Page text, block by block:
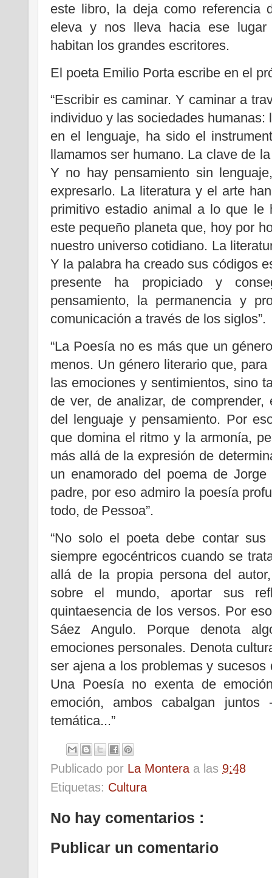
este libro, la deja como referencia
eleva y nos lleva hacia ese lugar
habitan los grandes escritores.
El poeta Emilio Porta escribe en el
“Escribir es caminar. Y caminar a
individuo y las sociedades
en el lenguaje, ha sido el
llamamos ser humano. La clave de
Y no hay pensamiento sin
expresarlo. La literatura y el arte
primitivo estadio animal a lo que le
este pequeño planeta que, hoy por
nuestro universo cotidiano. La
Y la palabra ha creado sus códigos
presente ha propiciado y
pensamiento, la permanencia y
comunicación a través de los siglos”.
“La Poesía no es más que un
menos. Un género literario que,
las emociones y sentimientos, sino
de ver, de analizar, de
del lenguaje y pensamiento. Por
que domina el ritmo y la armonía,
más allá de la expresión de
un enamorado del poema de
padre, por eso admiro la poesía
todo, de Pessoa”.
“No solo el poeta debe contar sus
siempre egocéntricos cuando se
allá de la propia persona del
sobre el mundo, aportar sus
quintaesencia de los versos. Por
Sáez Angulo. Porque denota
emociones personales. Denota
ser ajena a los problemas y
Una Poesía no exenta de
emoción, ambos cabalgan
temática...”
Publicado por La Montera a las 9:48
Etiquetas: Cultura
No hay comentarios :
Publicar un comentario